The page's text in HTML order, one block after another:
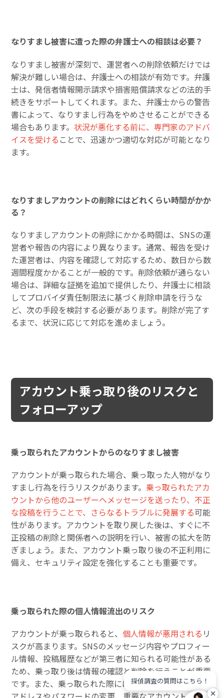
なりすまし被害に遭った際の弁護士への相談は必要？
なりすまし被害が深刻で、運営者への削除依頼だけでは
解決が難しい場合は、弁護士への相談が有効です。弁護
士は、発信者情報開示請求や損害賠償請求などの法的手
続きをサポートしてくれます。また、弁護士からの警告
書によって、なりすまし行為をやめさせることができる
場合もあります。状況が悪化する前に、専門家のアドバ
イスを受ける ことで、迅速かつ適切な対応が可能となり
ます。
なりすましアカウントの削除にはどれくらい時間がかか
る？
なりすましアカウントの削除にかかる時間は、SNSの運
営者や報告の内容により異なります。通常、報告を受け
た運営者は、内容を確認して対応するため、数日から数
週間程度かかることが一般的です。削除依頼が通らない
場合は、詳細な証拠を追加で提供したり、弁護士に相談
してプロバイダ責任制限法に基づく削除申請を行うな
ど、次の手段を検討する必要があります。削除が完了す
るまで、状況に応じて対応を進めましょう。
アカウント乗っ取り後のリスクと
フォローアップ
乗っ取られたアカウントからのなりすまし被害
アカウントが乗っ取られた場合、乗っ取った人物がなり
すまし行為を行うリスクがあります。 乗っ取られたアカ
ウントから他のユーザーへメッセージを送ったり、不正
な投稿を行うことで、さらなるトラブルに発展する可能
性があります。アカウントを取り戻した後は、すぐに不
正投稿の削除と関係者への説明を行い、被害の拡大を防
ぎましょう。また、アカウント乗っ取り後の不正利用に
備え、セキュリティ設定を強化することも重要です。
乗っ取られた際の個人情報流出のリスク
アカウントが乗っ取られると、 個人情報が悪用される リ
スクが高まります。SNSのメッセージ内容やプロフィー
ル情報、投稿履歴などが第三者に知られる可能性がある
ため、乗っ取り後は情報の確認と削除を行うことが重要
です。また、乗っ取られた際には、登録しているメール
探偵調査の質問はこちら！